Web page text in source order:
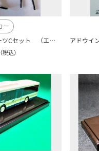
ー
アドウイングバス用 パーツCセット （エアロエース、 エアロクイーン用ワイパー、サイドミラーSET）
（税込）